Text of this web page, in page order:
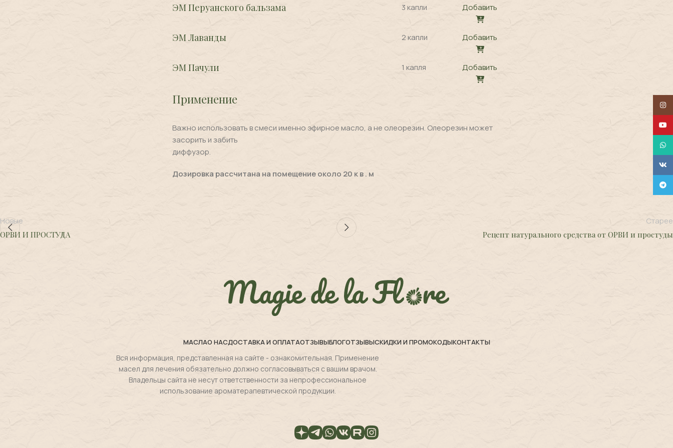
ЭМ Перуанского бальзама 3 капли Добавить
ЭМ Лаванды 2 капли Добавить
ЭМ Пачули 1 капля Добавить
Применение
Важно использовать в смеси именно эфирное масло, а не олеорезин. Олеорезин может
засорить и забить
диффузор.
Дозировка рассчитана на помещение около 20 к в . м
Новые
ОРВИ И ПРОСТУДА
Старее
Рецепт натурального средства от ОРВИ и простуды
МАСЛАО НАСДОСТАВКА И ОПЛАТАОТЗЫВЫБЛОГОТЗЫВЫСКИДКИ И ПРОМОКОДЫКОНТАКТЫ
Вся информация, представленная на сайте - ознакомительная. Применение
масел для лечения обязательно должно согласовываться с вашим врачом.
Владельцы сайта не несут ответственности за непрофессиональное
использование ароматерапевтической продукции.
VK